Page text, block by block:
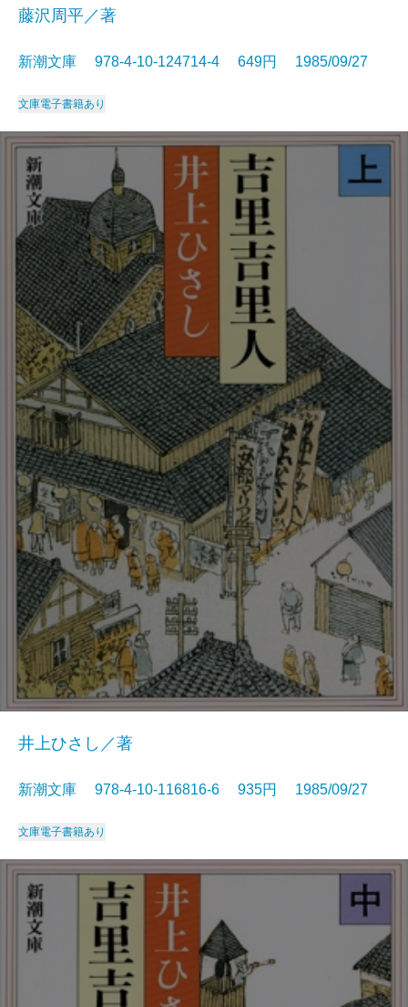
藤沢周平／著
新潮文庫 978-4-10-124714-4 649円 1985/09/27
文庫電子書籍あり
井上ひさし／著
新潮文庫 978-4-10-116816-6 935円 1985/09/27
文庫電子書籍あり